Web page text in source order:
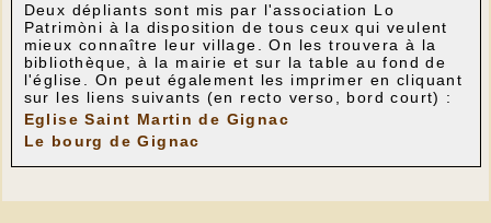
Deux dépliants sont mis par l'association Lo
Patrimòni à la disposition de tous ceux qui veulent
mieux connaître leur village. On les trouvera à la
bibliothèque, à la mairie et sur la table au fond de
l'église. On peut également les imprimer en cliquant
sur les liens suivants (en recto verso, bord court) :
Eglise Saint Martin de Gignac
Le bourg de Gignac